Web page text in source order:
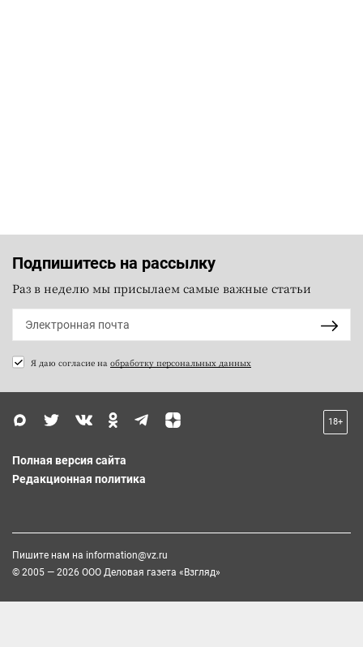
Подпишитесь на рассылку
Раз в неделю мы присылаем самые важные статьи
Я даю согласие на обработку персональных данных
18+
Полная версия сайта
Редакционная политика
Пишите нам на information@vz.ru
© 2005 — 2026 ООО Деловая газета «Взгляд»